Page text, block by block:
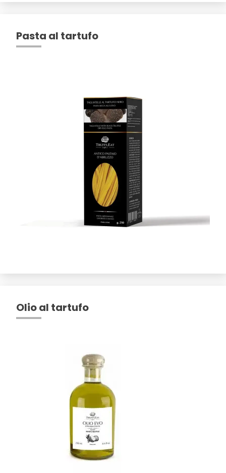
Pasta al tartufo
Olio al tartufo